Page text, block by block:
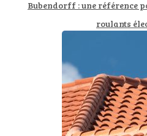
Bubendorff : une référence
roulants